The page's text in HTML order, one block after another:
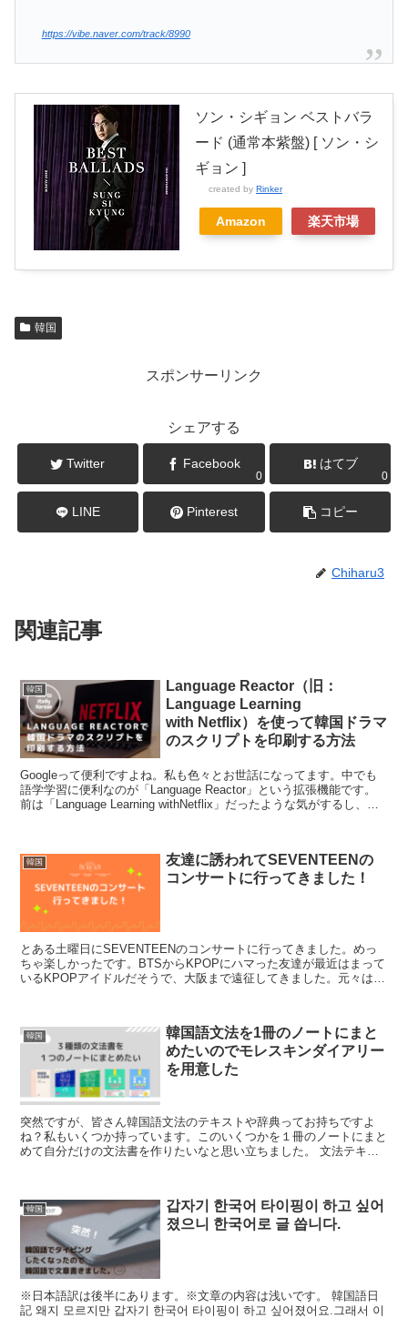
https://vibe.naver.com/track/8990
ソン・シギョン ベストバラ
ード (通常本紫盤) [ ソン・シ
ギョン ]
created by Rinker
Amazon 楽天市場
韓国
スポンサーリンク
シェアする
Twitter Facebook
0
はてブ
0
LINE Pinterest コピー
Chiharu3
関連記事
韓国
Language Reactor（旧：
Language Learning
with Netflix）を使って韓国ドラマ
のスクリプトを印刷する方法
Googleって便利ですよね。私も色々とお世話になってます。中でも
語学学習に便利なのが「Language Reactor」という拡張機能です。
前は「Language Learning withNetflix」だったような気がするし、そ
韓国
友達に誘われてSEVENTEENの
コンサートに行ってきました！
とある土曜日にSEVENTEENのコンサートに行ってきました。めっ
ちゃ楽しかったです。BTSからKPOPにハマった友達が最近はまって
いるKPOPアイドルだそうで、大阪まで遠征してきました。元々は別
韓国
韓国語文法を1冊のノートにまと
めたいのでモレスキンダイアリー
を用意した
突然ですが、皆さん韓国語文法のテキストや辞典ってお持ちですよ
ね？私もいくつか持っています。このいくつかを１冊のノートにまと
めて自分だけの文法書を作りたいなと思い立ちました。 文法テキス
韓国
갑자기 한국어 타이핑이 하고 싶어
졌으니 한국어로 글 씁니다.
※日本語訳は後半にあります。※文章の内容は浅いです。 韓国語日
記 왜지 모르지만 갑자기 한국어 타이핑이 하고 싶어졌어요.그래서 이